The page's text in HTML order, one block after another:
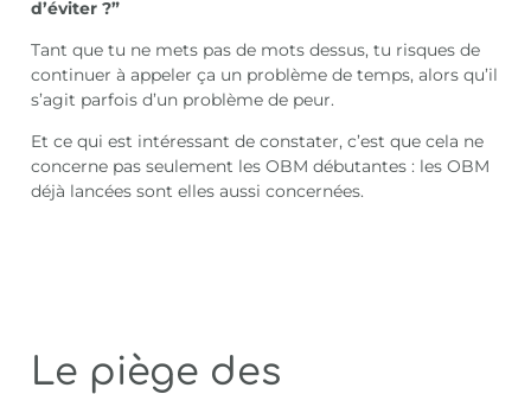
d’éviter ?”
Tant que tu ne mets pas de mots dessus, tu risques de
continuer à appeler ça un problème de temps, alors qu’il
s’agit parfois d’un problème de peur.
Et ce qui est intéressant de constater, c’est que cela ne
concerne pas seulement les OBM débutantes : les OBM
déjà lancées sont elles aussi concernées.
Le piège des